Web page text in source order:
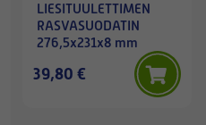
LIESITUULETTIMEN
RASVASUODATIN
276,5x231x8 mm
39,80 €